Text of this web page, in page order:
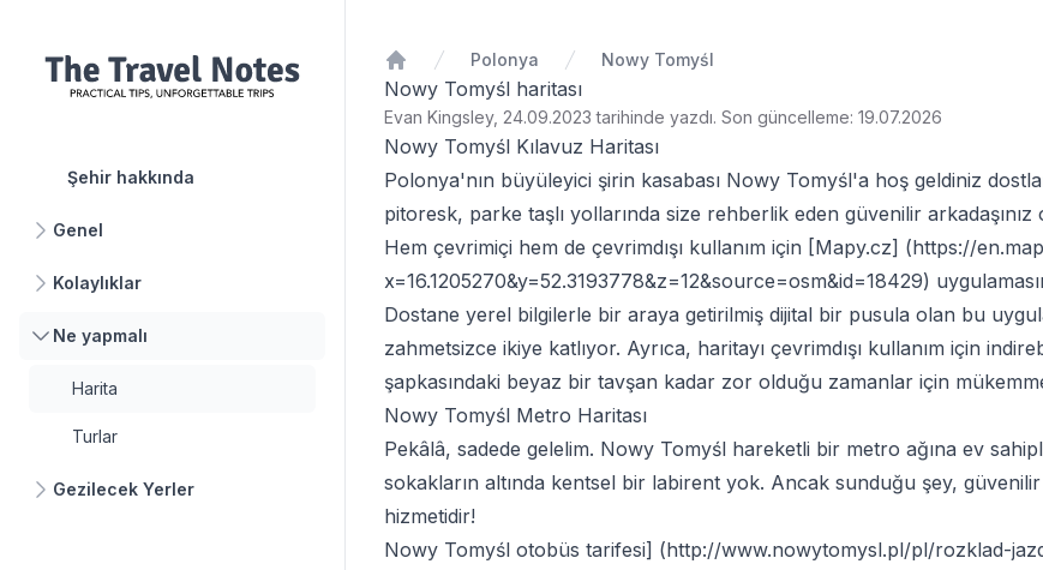
Şehir hakkında
Genel
Kolaylıklar
Ne yapmalı
Harita
Turlar
Gezilecek Yerler
Ana Sayfa
Polonya Nowy Tomyśl
Nowy Tomyśl haritası
Evan Kingsley, 24.09.2023 tarihinde yazdı. Son güncelleme: 19.07.2026
Nowy Tomyśl Kılavuz Haritası
Polonya'nın büyüleyici şirin kasabası Nowy Tomyśl'a hoş geldiniz
pitoresk, parke taşlı yollarında size rehberlik eden güvenilir arkadaşınız
Hem çevrimiçi hem de çevrimdışı kullanım için [Mapy.cz] (https://
x=16.1205270&y=52.3193778&z=12&source=osm&id=18429)
Dostane yerel bilgilerle bir araya getirilmiş dijital bir pusula olan bu
zahmetsizce ikiye katlıyor. Ayrıca, haritayı çevrimdışı kullanım için
şapkasındaki beyaz bir tavşan kadar zor olduğu zamanlar için
Nowy Tomyśl Metro Haritası
Pekâlâ, sadede gelelim. Nowy Tomyśl hareketli bir metro ağına ev
sokakların altında kentsel bir labirent yok. Ancak sunduğu şey,
hizmetidir!
Nowy Tomyśl otobüs tarifesi] (http://www.nowytomysl.pl/pl/rozklad-